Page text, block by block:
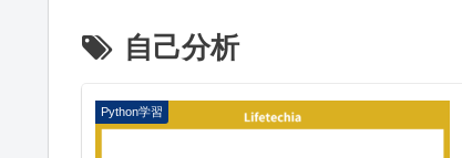
自己分析
Python学習